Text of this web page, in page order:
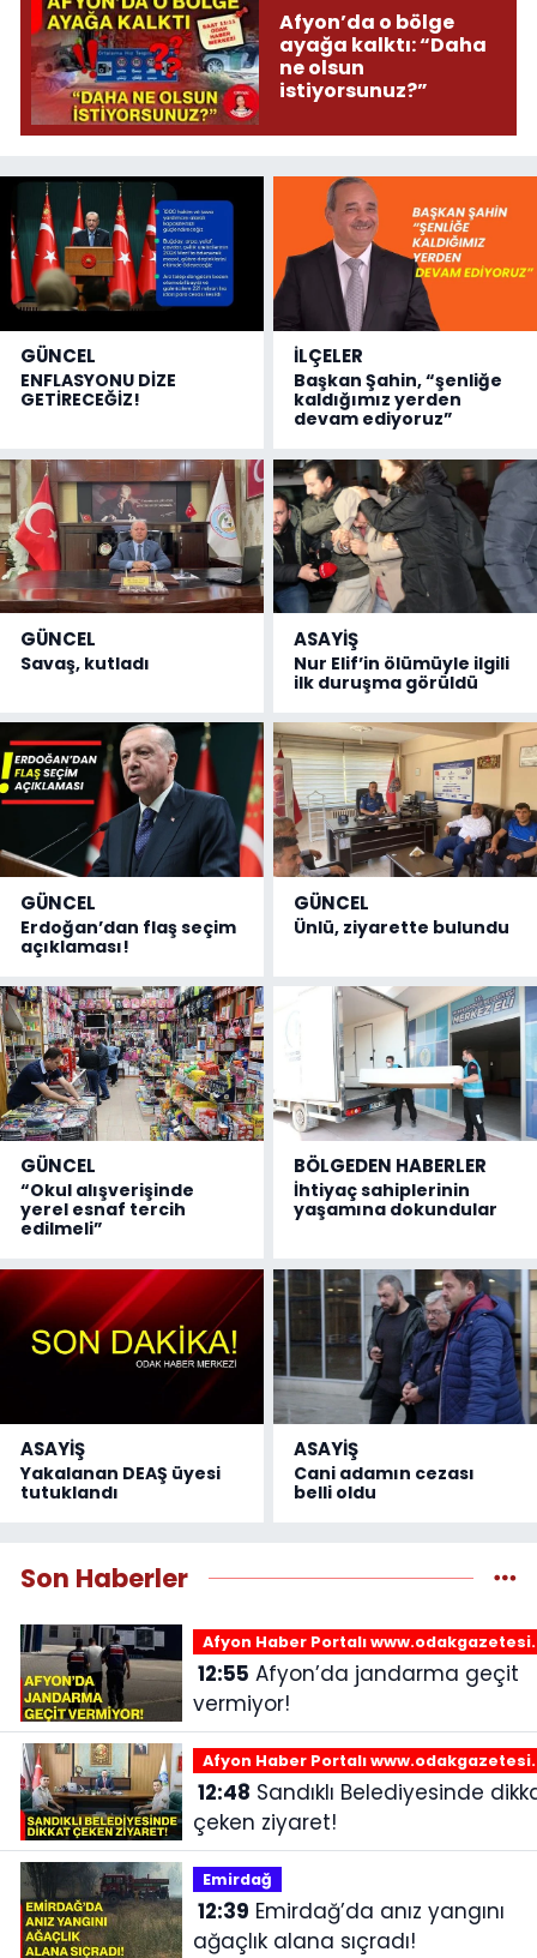
Afyon’da o bölge
ayağa kalktı: “Daha
ne olsun
istiyorsunuz?”
GÜNCEL
ENFLASYONU DİZE
GETİRECEĞİZ!
İLÇELER
Başkan Şahin, “şenliğe
kaldığımız yerden
devam ediyoruz”
GÜNCEL
Savaş, kutladı
ASAYİŞ
Nur Elif’in ölümüyle ilgili
ilk duruşma görüldü
GÜNCEL
Erdoğan’dan flaş seçim
açıklaması!
GÜNCEL
Ünlü, ziyarette bulundu
GÜNCEL
“Okul alışverişinde
yerel esnaf tercih
edilmeli”
BÖLGEDEN HABERLER
İhtiyaç sahiplerinin
yaşamına dokundular
ASAYİŞ
Yakalanan DEAŞ üyesi
tutuklandı
ASAYİŞ
Cani adamın cezası
belli oldu
Son Haberler
Afyon Haber Portalı
12:55
vermiyor!
Afyon Haber Portalı
12:48
çeken ziyaret!
Emirdağ‎
12:39
ağaçlık alana sıçradı!